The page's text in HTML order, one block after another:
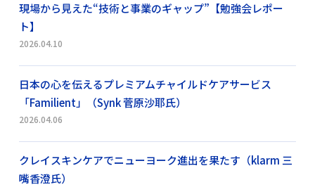
現場から見えた“技術と事業のギャップ”【勉強会レポー
ト】
2026.04.10
日本の心を伝えるプレミアムチャイルドケアサービス
「Familient」（Synk 菅原沙耶氏）
2026.04.06
クレイスキンケアでニューヨーク進出を果たす（klarm 三
嘴香澄氏）